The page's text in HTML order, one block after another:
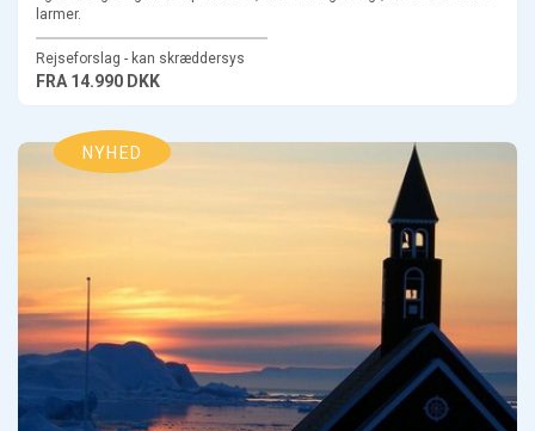
larmer.
Rejseforslag - kan skræddersys
FRA 14.990 DKK
NYHED